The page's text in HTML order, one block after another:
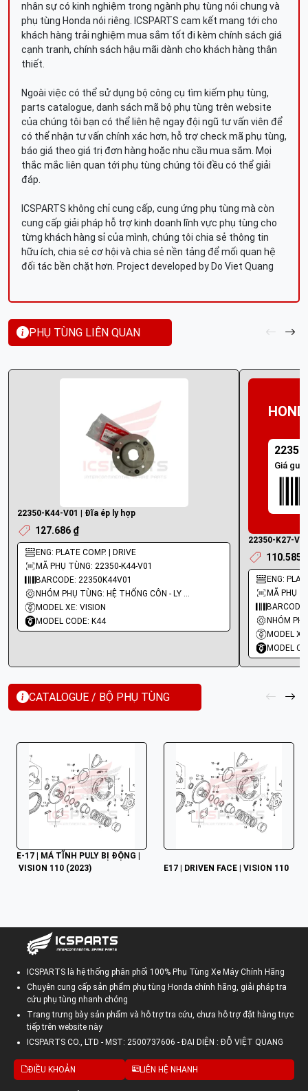
nhân sự có kinh nghiệm trong ngành phụ tùng nói chung và
phụ tùng Honda nói riêng. ICSPARTS cam kết mang tới cho
khách hàng trải nghiệm mua sắm tốt đi kèm chính sách giá
cạnh tranh, chính sách hậu mãi dành cho khách hàng thân
thiết.
Ngoài việc có thể sử dụng bộ công cụ tìm kiếm phụ tùng,
parts catalogue, danh sách mã bộ phụ tùng trên website
của chúng tôi bạn có thể liên hệ ngay đội ngũ tư vấn viên để
có thể nhận tư vấn chính xác hơn, hỗ trợ check mã phụ tùng,
báo giá theo giá trị đơn hàng hoặc nhu cầu mua sắm. Mọi
thắc mắc liên quan tới phụ tùng chúng tôi đều có thể giải
đáp.
ICSPARTS không chỉ cung cấp, cung ứng phụ tùng mà còn
cung cấp giải pháp hỗ trợ kinh doanh lĩnh vực phụ tùng cho
từng khách hàng sỉ của mình, chúng tôi chia sẻ thông tin
hữu ích, chia sẻ cơ hội và chia sẻ nền tảng để mối quan hệ
đối tác bền chặt hơn. Project developed by Do Viet Quang
PHỤ TÙNG LIÊN QUAN
22350-K44-V01 | Đĩa ép ly hợp
127.686 ₫
ENG: PLATE COMP. | DRIVE
MÃ PHỤ TÙNG: 22350-K44-V01
BARCODE: 22350K44V01
NHÓM PHỤ TÙNG: HỆ THỐNG CÔN - LY HỢP - TRỤC SỐ - BÁNH RĂNG
MODEL XE: VISION
MODEL CODE: K44
Giá
22350-K27-
110.585
ENG:
MÃ PHỤ
MODEL
MODEL
CATALOGUE / BỘ PHỤ TÙNG
E-17 | MÁ TĨNH PULY BỊ ĐỘNG |
VISION 110 (2023)
E17 | DRIVEN FACE | VISION 110
ICSPARTS là hệ thống phân phối 100% Phụ Tùng Xe Máy Chính Hãng
Chuyên cung cấp sản phẩm phụ tùng Honda chính hãng, giải pháp tra
cứu phụ tùng nhanh chóng
Trang trưng bày sản phẩm và hỗ trợ tra cứu, chưa hỗ trợ đặt hàng trực
tiếp trên website này
ICSPARTS CO., LTD - MST: 2500737606 - ĐẠI DIỆN : ĐỖ VIỆT QUANG
ĐIỀU KHOẢN LIÊN HỆ NHANH